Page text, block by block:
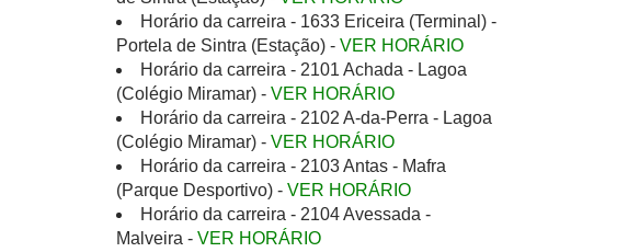
Horário da carreira - 1633 Ericeira (Terminal) -
Portela de Sintra (Estação) - VER HORÁRIO
Horário da carreira - 2101 Achada - Lagoa
(Colégio Miramar) - VER HORÁRIO
Horário da carreira - 2102 A-da-Perra - Lagoa
(Colégio Miramar) - VER HORÁRIO
Horário da carreira - 2103 Antas - Mafra
(Parque Desportivo) - VER HORÁRIO
Horário da carreira - 2104 Avessada -
Malveira - VER HORÁRIO